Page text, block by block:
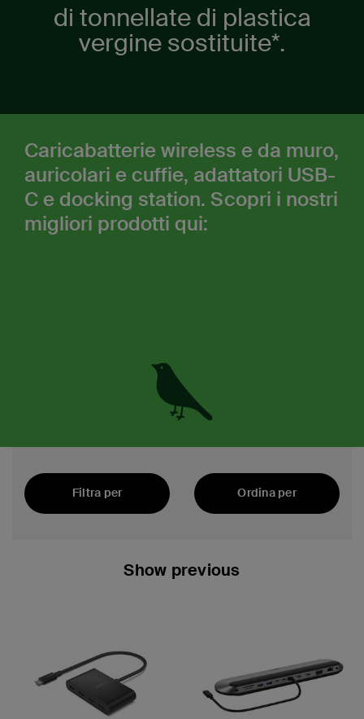
di tonnellate di plastica
vergine sostituite*.
Caricabatterie wireless e da muro,
auricolari e cuffie, adattatori USB-
C e docking station. Scopri i nostri
migliori prodotti qui:
Filtra per
Ordina per
Show previous